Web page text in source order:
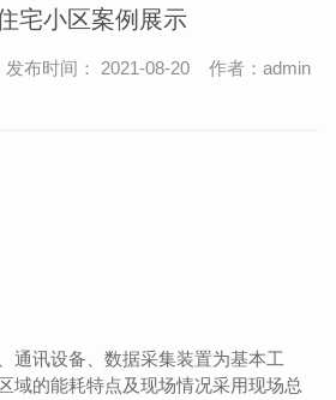
宅小区案例展示
布时间： 2021-08-20 作者：admin
通讯设备、数据采集装置为基本工
域的能耗特点及现场情况采用现场总